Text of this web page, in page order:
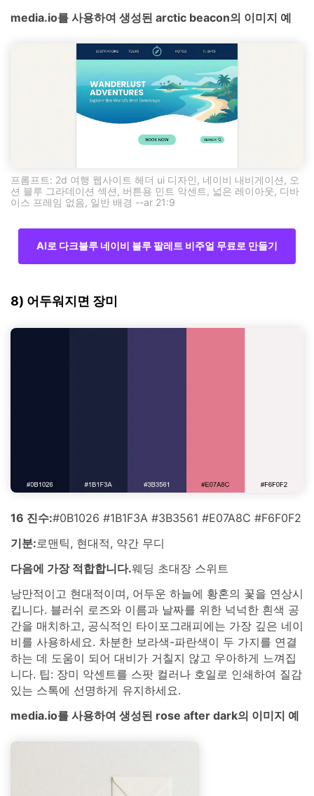
media.io를 사용하여 생성된 arctic beacon의 이미지 예
프롬프트: 2d 여행 웹사이트 헤더 ui 디자인, 네이비 내비게이션, 오
션 블루 그라데이션 섹션, 버튼용 민트 악센트, 넓은 레이아웃, 디바
이스 프레임 없음, 일반 배경 --ar 21:9
AI로 다크블루 네이비 블루 팔레트 비주얼 무료로 만들기
8) 어두워지면 장미
16 진수:#0B1026 #1B1F3A #3B3561 #E07A8C #F6F0F2
기분:로맨틱, 현대적, 약간 무디
다음에 가장 적합합니다.웨딩 초대장 스위트
낭만적이고 현대적이며, 어두운 하늘에 황혼의 꽃을 연상시
킵니다. 블러쉬 로즈와 이름과 날짜를 위한 넉넉한 흰색 공
간을 매치하고, 공식적인 타이포그래피에는 가장 깊은 네이
비를 사용하세요. 차분한 보라색-파란색이 두 가지를 연결
하는 데 도움이 되어 대비가 거칠지 않고 우아하게 느껴집
니다. 팁: 장미 악센트를 스팟 컬러나 호일로 인쇄하여 질감
있는 스톡에 선명하게 유지하세요.
media.io를 사용하여 생성된 rose after dark의 이미지 예